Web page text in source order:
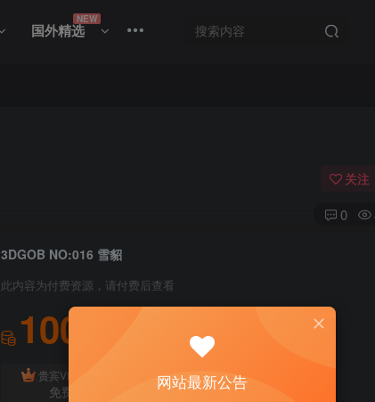
国外精选
NEW
关注
0
3DGOB NO:016 雪貂
此内容为付费资源，请付费后查看
100
贵宾VIP会员
免费
体验会员免费
网站最新公告